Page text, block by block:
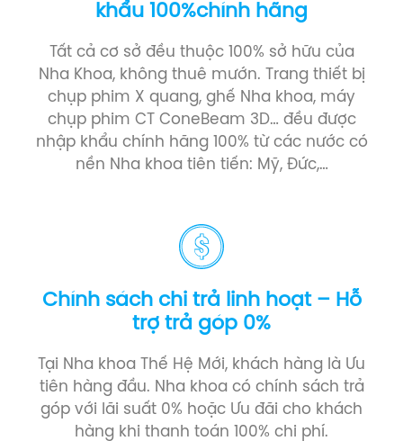
khẩu 100%chính hãng
Tất cả cơ sở đều thuộc 100% sở hữu của
Nha Khoa, không thuê mướn. Trang thiết bị
chụp phim X quang, ghế Nha khoa, máy
chụp phim CT ConeBeam 3D… đều được
nhập khẩu chính hãng 100% từ các nước có
nền Nha khoa tiên tiến: Mỹ, Đức,…
Chính sách chi trả linh hoạt – Hỗ
trợ trả góp 0%
Tại Nha khoa Thế Hệ Mới, khách hàng là Ưu
tiên hàng đầu. Nha khoa có chính sách trả
góp với lãi suất 0% hoặc Ưu đãi cho khách
hàng khi thanh toán 100% chi phí.